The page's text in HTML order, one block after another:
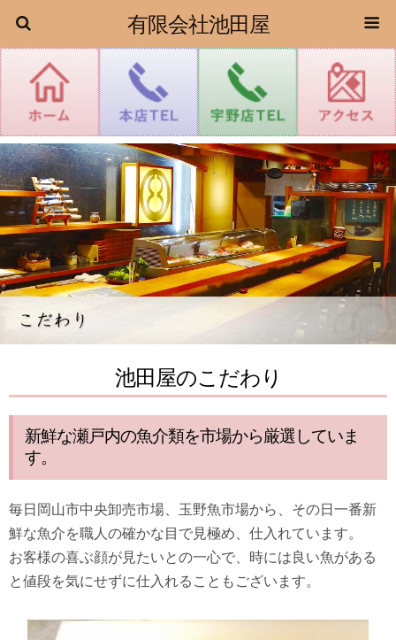
有限会社池田屋
池田屋のこだわり
新鮮な瀬戸内の魚介類を市場から厳選していま
す。
毎日岡山市中央卸売市場、玉野魚市場から、その日一番新
鮮な魚介を職人の確かな目で見極め、仕入れています。
お客様の喜ぶ顔が見たいとの一心で、時には良い魚がある
と値段を気にせずに仕入れることもございます。